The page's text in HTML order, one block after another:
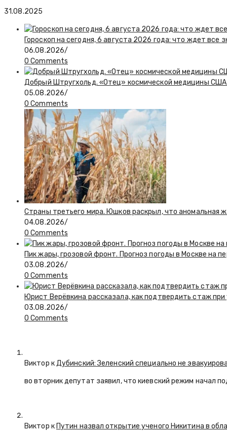
31.08.2025
Гороскоп на сегодня, 6 августа 2026 года: что ждет все
06.08.2026/
0 Comments
Добрый Штругхольд. «Отец» космической медицины
05.08.2026/
0 Comments
Страны третьего мира. Юшков раскрыл, что аномальная
04.08.2026/
0 Comments
Пик жары, грозовой фронт. Прогноз погоды в Москве на
03.08.2026/
0 Comments
Юрист Верёвкина рассказала, как подтвердить стаж
03.08.2026/
0 Comments
Виктор кДубинский: Зеленский специально не
во вторник депутат заявил, что киевский режим начал
Виктор к Путин назвал открытие ученого Никитина в